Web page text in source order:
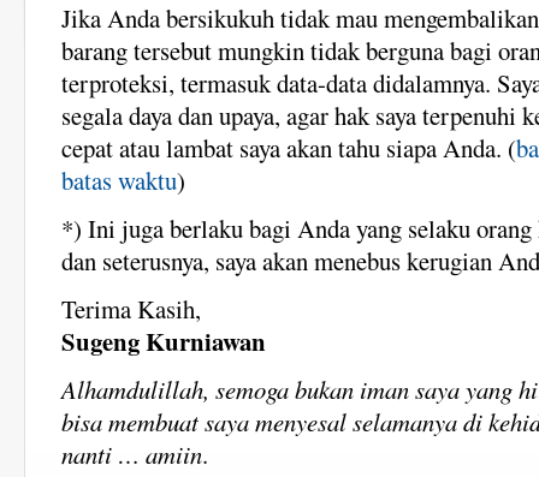
Jika Anda bersikukuh tidak mau
barang tersebut mungkin tidak berguna bagi
terproteksi, termasuk data-data didalamnya.
segala daya dan upaya, agar hak saya terpenuhi
cepat atau lambat saya akan tahu siapa Anda. (
batas waktu)
*) Ini juga berlaku bagi Anda yang selaku orang
dan seterusnya, saya akan menebus kerugian
Terima Kasih,
Sugeng Kurniawan
Alhamdulillah, semoga bukan iman saya yang
bisa membuat saya menyesal selamanya di
nanti … amiin.